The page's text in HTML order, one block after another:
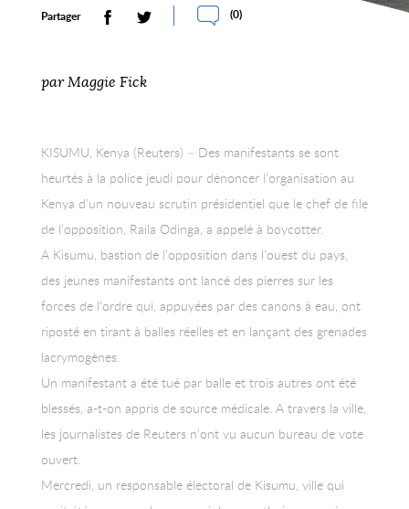
Partager (0)
par Maggie Fick
KISUMU, Kenya (Reuters) – Des manifestants se sont
heurtés à la police jeudi pour dénoncer l’organisation au
Kenya d’un nouveau scrutin présidentiel que le chef de file
de l’opposition, Raila Odinga, a appelé à boycotter.
A Kisumu, bastion de l’opposition dans l’ouest du pays,
des jeunes manifestants ont lancé des pierres sur les
forces de l’ordre qui, appuyées par des canons à eau, ont
riposté en tirant à balles réelles et en lançant des grenades
lacrymogènes.
Un manifestant a été tué par balle et trois autres ont été
blessés, a-t-on appris de source médicale. A travers la ville,
les journalistes de Reuters n’ont vu aucun bureau de vote
ouvert.
Mercredi, un responsable électoral de Kisumu, ville qui